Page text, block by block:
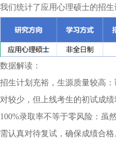
我们统计了应用心理硕士的招生
数据解读：
招生计划充裕，生源质量较高
对较少，但上线考生的初试成绩
100%录取率不等于零风险：虽
需认真对待复试，确保成绩合格